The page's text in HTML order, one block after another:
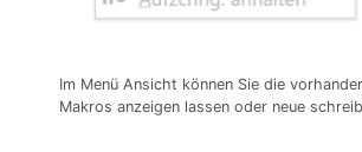
Im Menü Ansicht können Sie die
Makros anzeigen lassen oder neue